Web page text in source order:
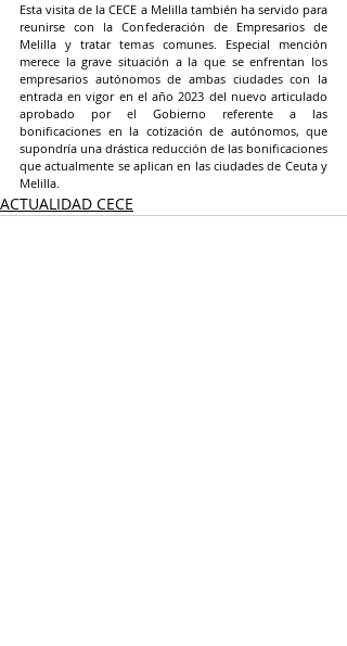
Esta visita de la CECE a Melilla también ha servido para
reunirse con la Confederación de Empresarios de
Melilla y tratar temas comunes. Especial mención
merece la grave situación a la que se enfrentan los
empresarios autónomos de ambas ciudades con la
entrada en vigor en el año 2023 del nuevo articulado
aprobado por el Gobierno referente a las
bonificaciones en la cotización de autónomos, que
supondría una drástica reducción de las bonificaciones
que actualmente se aplican en las ciudades de Ceuta y
Melilla.
ACTUALIDAD CECE